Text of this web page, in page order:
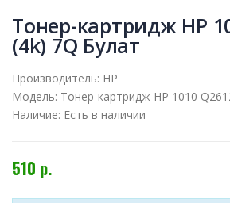
Тонер-картридж HP
(4k) 7Q Булат
Производитель: HP
Модель: Тонер-картридж HP 1010
Наличие: Есть в наличии
510 р.